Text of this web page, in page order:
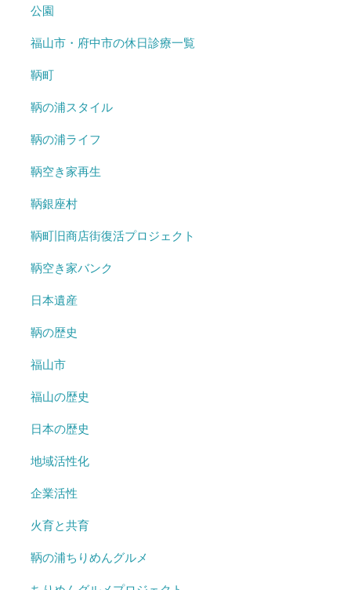
公園
福山市・府中市の休日診療一覧
鞆町
鞆の浦スタイル
鞆の浦ライフ
鞆空き家再生
鞆銀座村
鞆町旧商店街復活プロジェクト
鞆空き家バンク
日本遺産
鞆の歴史
福山市
福山の歴史
日本の歴史
地域活性化
企業活性
火育と共育
鞆の浦ちりめんグルメ